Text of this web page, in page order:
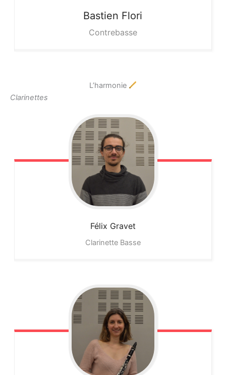
Bastien Flori
Contrebasse
L’harmonie
Clarinettes
Félix Gravet
Clarinette Basse